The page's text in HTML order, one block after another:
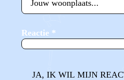
Reactie *
JA, IK WIL MIJN